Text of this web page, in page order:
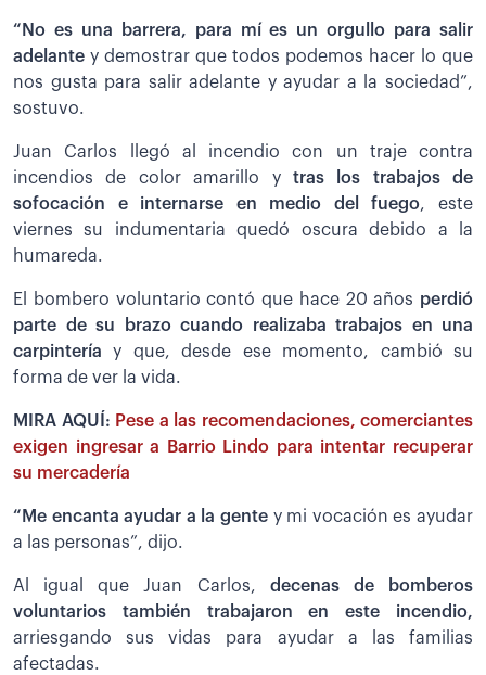
“No es una barrera, para mí es un orgullo para salir
adelante y demostrar que todos podemos hacer lo que
nos gusta para salir adelante y ayudar a la sociedad”,
sostuvo.
Juan Carlos llegó al incendio con un traje contra
incendios de color amarillo ytras los trabajos de
sofocación e internarse en medio del fuego, este
viernes su indumentaria quedó oscura debido a la
humareda.
El bombero voluntario contó que hace 20 años perdió
parte de su brazo cuando realizaba trabajos en una
carpinteríay que, desde ese momento, cambió su
forma de ver la vida.
MIRA AQUÍ: Pese a las recomendaciones, comerciantes
exigen ingresar a Barrio Lindo para intentar recuperar
su mercadería
“Me encanta ayudar a la gente y mi vocación es ayudar
a las personas”, dijo.
Al igual que Juan Carlos, decenas de bomberos
voluntarios también trabajaron en este incendio,
arriesgando sus vidas para ayudar a las familias
afectadas.